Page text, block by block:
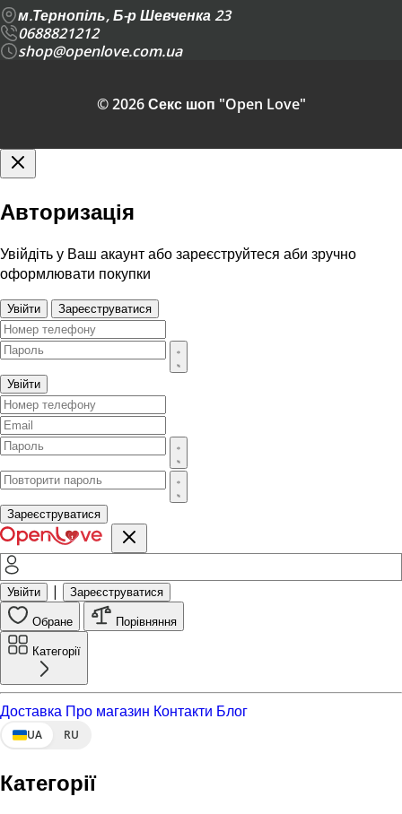
м.Тернопіль, Б-р Шевченка 23
0688821212
shop@openlove.com.ua
© 2026 Секс шоп "Open Love"
Авторизація
Увійдіть у Ваш акаунт або зареєструйтеся аби зручно
оформлювати покупки
Увійти Зареєструватися
Увійти
Зареєструватися
Увійти | Зареєструватися
Обране Порівняння
Категорії
Доставка Про магазин Контакти Блог
UA RU
Категорії